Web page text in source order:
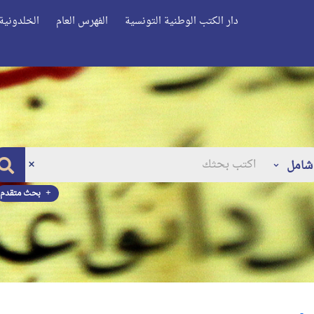
دار الكتب الوطنية التونسية الفهرس العام
شامل
بحث متقدم